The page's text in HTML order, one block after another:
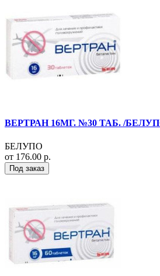
ВЕРТРАН 16МГ. №30 ТАБ. /
БЕЛУПО
от 176.00 р.
Под заказ